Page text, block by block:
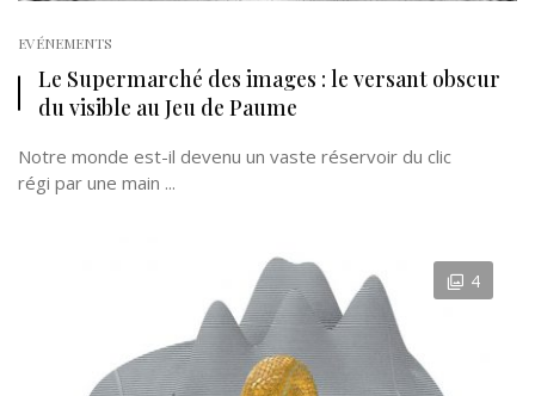
EVÉNEMENTS
Le Supermarché des images : le versant obscur
du visible au Jeu de Paume
Notre monde est-il devenu un vaste réservoir du clic
régi par une main ...
4